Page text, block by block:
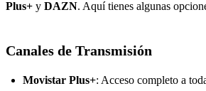
Plus+ y DAZN. Aquí tienes algunas
Canales de Transmisión
Movistar Plus+: Acceso completo a